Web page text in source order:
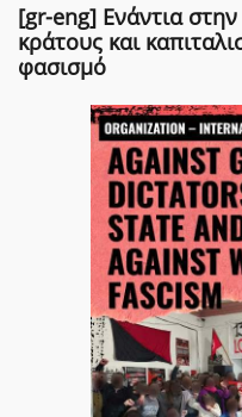
[gr-eng] Ενάντια
κράτους και
φασισμό